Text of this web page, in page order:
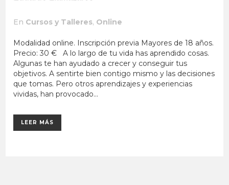
En Cursos y Talleres, Online
Modalidad online. Inscripción previa Mayores de 18 años.
Precio: 30 € A lo largo de tu vida has aprendido cosas.
Algunas te han ayudado a crecer y conseguir tus
objetivos. A sentirte bien contigo mismo y las decisiones
que tomas. Pero otros aprendizajes y experiencias
vividas, han provocado...
LEER MÁS